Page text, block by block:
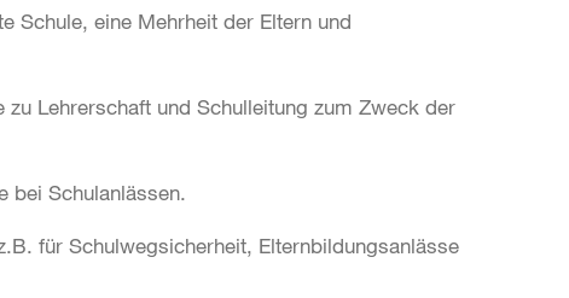
Schule, eine Mehrheit der Eltern und
Lehrerschaft und Schulleitung zum Zweck der
bei Schulanlässen.
für Schulwegsicherheit, Elternbildungsanlässe